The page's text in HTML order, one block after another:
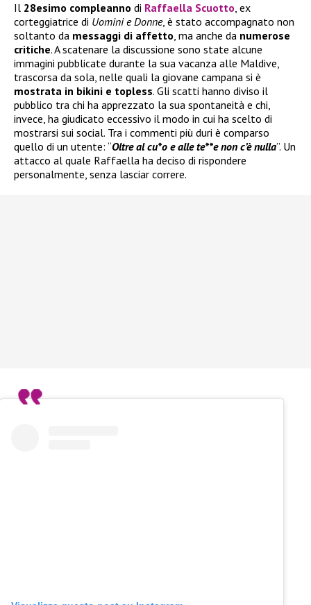
Il 28esimo compleanno di Raffaella Scuotto, ex
corteggiatrice di Uomini e Donne, è stato accompagnato non
soltanto da messaggi di affetto, ma anche da numerose
critiche. A scatenare la discussione sono state alcune
immagini pubblicate durante la sua vacanza alle Maldive,
trascorsa da sola, nelle quali la giovane campana si è
mostrata in bikini e topless. Gli scatti hanno diviso il
pubblico tra chi ha apprezzato la sua spontaneità e chi,
invece, ha giudicato eccessivo il modo in cui ha scelto di
mostrarsi sui social. Tra i commenti più duri è comparso
quello di un utente: “Oltre al cu*o e alle te**e non c’è nulla”. Un
attacco al quale Raffaella ha deciso di rispondere
personalmente, senza lasciar correre.